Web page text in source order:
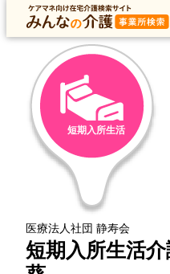
トップ
トップ 静岡県 静岡市清水区 短期入所
短期入所生活
医療法人社団 静寿会
短期入所生活